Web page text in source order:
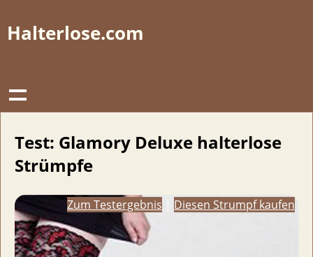
Halterlose.com
Test: Glamory Deluxe halterlose
Strümpfe
Zum Testergebnis Diesen Strumpf kaufen